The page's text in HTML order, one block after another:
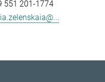
551 201-1774